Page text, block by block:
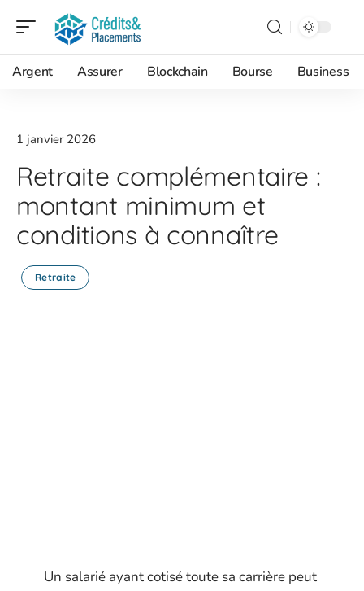
Argent Assurer Blockchain Bourse Business
1 janvier 2026
Retraite complémentaire :
montant minimum et
conditions à connaître
Retraite
Un salarié ayant cotisé toute sa carrière peut